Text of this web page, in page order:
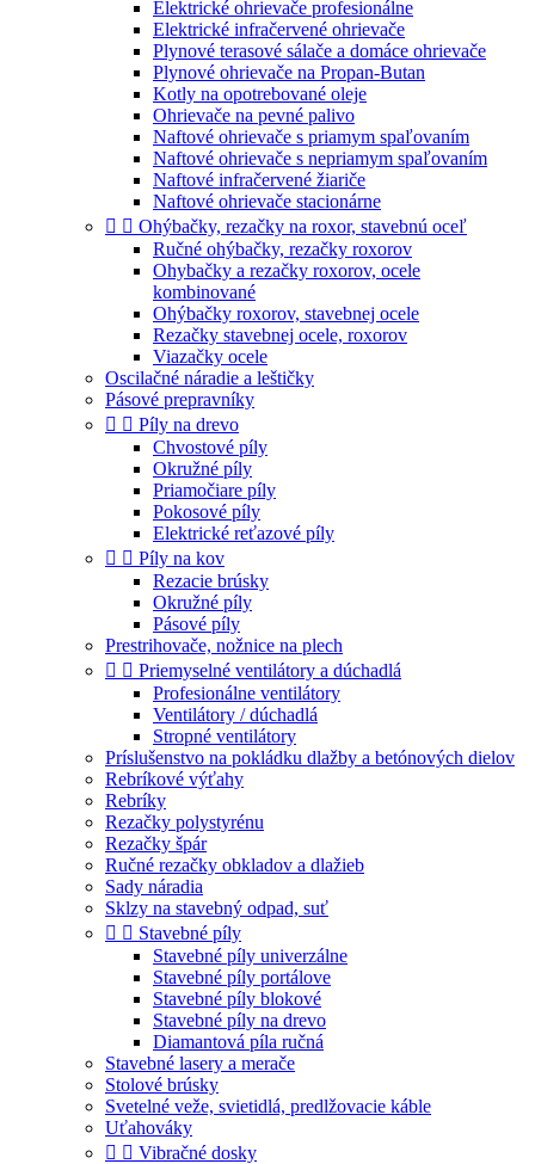
Elektrické ohrievače profesionálne
Elektrické infračervené ohrievače
Plynové terasové sálače a domáce ohrievače
Plynové ohrievače na Propan-Butan
Kotly na opotrebované oleje
Ohrievače na pevné palivo
Naftové ohrievače s priamym spaľovaním
Naftové ohrievače s nepriamym spaľovaním
Naftové infračervené žiariče
Naftové ohrievače stacionárne
  Ohýbačky, rezačky na roxor, stavebnú oceľ
Ručné ohýbačky, rezačky roxorov
Ohybačky a rezačky roxorov, ocele
kombinované
Ohýbačky roxorov, stavebnej ocele
Rezačky stavebnej ocele, roxorov
Viazačky ocele
Oscilačné náradie a leštičky
Pásové prepravníky
  Píly na drevo
Chvostové píly
Okružné píly
Priamočiare píly
Pokosové píly
Elektrické reťazové píly
  Píly na kov
Rezacie brúsky
Okružné píly
Pásové píly
Prestrihovače, nožnice na plech
  Priemyselné ventilátory a dúchadlá
Profesionálne ventilátory
Ventilátory / dúchadlá
Stropné ventilátory
Príslušenstvo na pokládku dlažby a betónových dielov
Rebríkové výťahy
Rebríky
Rezačky polystyrénu
Rezačky špár
Ručné rezačky obkladov a dlažieb
Sady náradia
Sklzy na stavebný odpad, suť
  Stavebné píly
Stavebné píly univerzálne
Stavebné píly portálove
Stavebné píly blokové
Stavebné píly na drevo
Diamantová píla ručná
Stavebné lasery a merače
Stolové brúsky
Svetelné veže, svietidlá, predlžovacie káble
Uťahováky
  Vibračné dosky